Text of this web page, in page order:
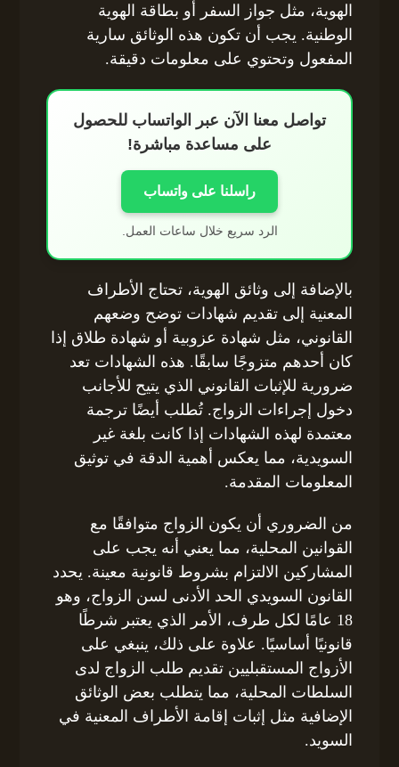
الهوية، مثل جواز السفر أو بطاقة الهوية
الوطنية. يجب أن تكون هذه الوثائق سارية
المفعول وتحتوي على معلومات دقيقة.
تواصل معنا الآن عبر الواتساب للحصول
على مساعدة مباشرة!
راسلنا على واتساب
الرد سريع خلال ساعات العمل.
بالإضافة إلى وثائق الهوية، تحتاج الأطراف
المعنية إلى تقديم شهادات توضح وضعهم
القانوني، مثل شهادة عزوبية أو شهادة طلاق إذا
كان أحدهم متزوجًا سابقًا. هذه الشهادات تعد
ضرورية للإثبات القانوني الذي يتيح للأجانب
دخول إجراءات الزواج. تُطلب أيضًا ترجمة
معتمدة لهذه الشهادات إذا كانت بلغة غير
السويدية، مما يعكس أهمية الدقة في توثيق
المعلومات المقدمة.
من الضروري أن يكون الزواج متوافقًا مع
القوانين المحلية، مما يعني أنه يجب على
المشاركين الالتزام بشروط قانونية معينة. يحدد
القانون السويدي الحد الأدنى لسن الزواج، وهو
18 عامًا لكل طرف، الأمر الذي يعتبر شرطًا
قانونيًا أساسيًا. علاوة على ذلك، ينبغي على
الأزواج المستقبليين تقديم طلب الزواج لدى
السلطات المحلية، مما يتطلب بعض الوثائق
الإضافية مثل إثبات إقامة الأطراف المعنية في
السويد.